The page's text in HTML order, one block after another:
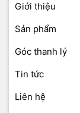
Giới thiệu
Sản phẩm
Góc thanh lý
Tin tức
Liên hệ